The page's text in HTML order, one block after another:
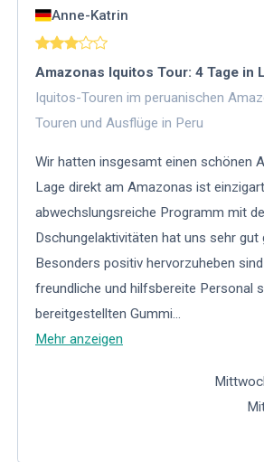
Anne-Katrin
Amazonas Iquitos Tour: 4 Tage in
Iquitos-Touren im peruanischen
Touren und Ausflüge in Peru
Wir hatten insgesamt einen schönen
Lage direkt am Amazonas ist
abwechslungsreiche Programm mit
Dschungelaktivitäten hat uns sehr gut
Besonders positiv hervorzuheben
freundliche und hilfsbereite Personal
bereitgestellten Gummi...
Mehr anzeigen